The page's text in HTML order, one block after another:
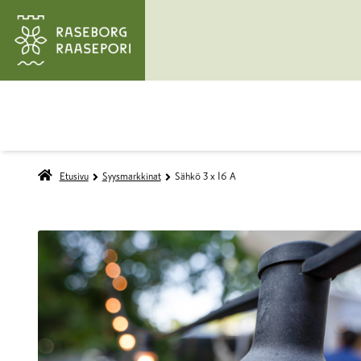
Etusivu Syysmarkkinat Sähkö 3 x 16 A